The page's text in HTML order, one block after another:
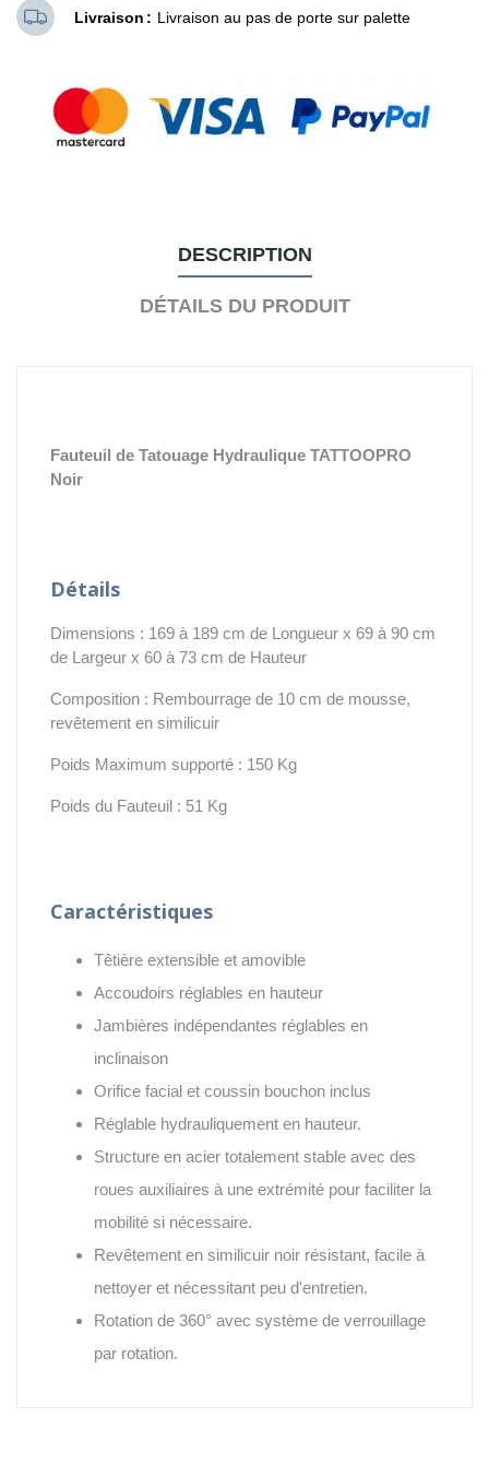
Livraison Livraison au pas de porte sur palette
DESCRIPTION
DÉTAILS DU PRODUIT
Fauteuil de Tatouage Hydraulique TATTOOPRO
Noir
Détails
Dimensions : 169 à 189 cm de Longueur x 69 à 90 cm
de Largeur x 60 à 73 cm de Hauteur
Composition : Rembourrage de 10 cm de mousse,
revêtement en similicuir
Poids Maximum supporté : 150 Kg
Poids du Fauteuil : 51 Kg
Caractéristiques
Têtière extensible et amovible
Accoudoirs réglables en hauteur
Jambières indépendantes réglables en
inclinaison
Orifice facial et coussin bouchon inclus
Réglable hydrauliquement en hauteur.
Structure en acier totalement stable avec des
roues auxiliaires à une extrémité pour faciliter la
mobilité si nécessaire.
Revêtement en similicuir noir résistant, facile à
nettoyer et nécessitant peu d'entretien.
Rotation de 360° avec système de verrouillage
par rotation.